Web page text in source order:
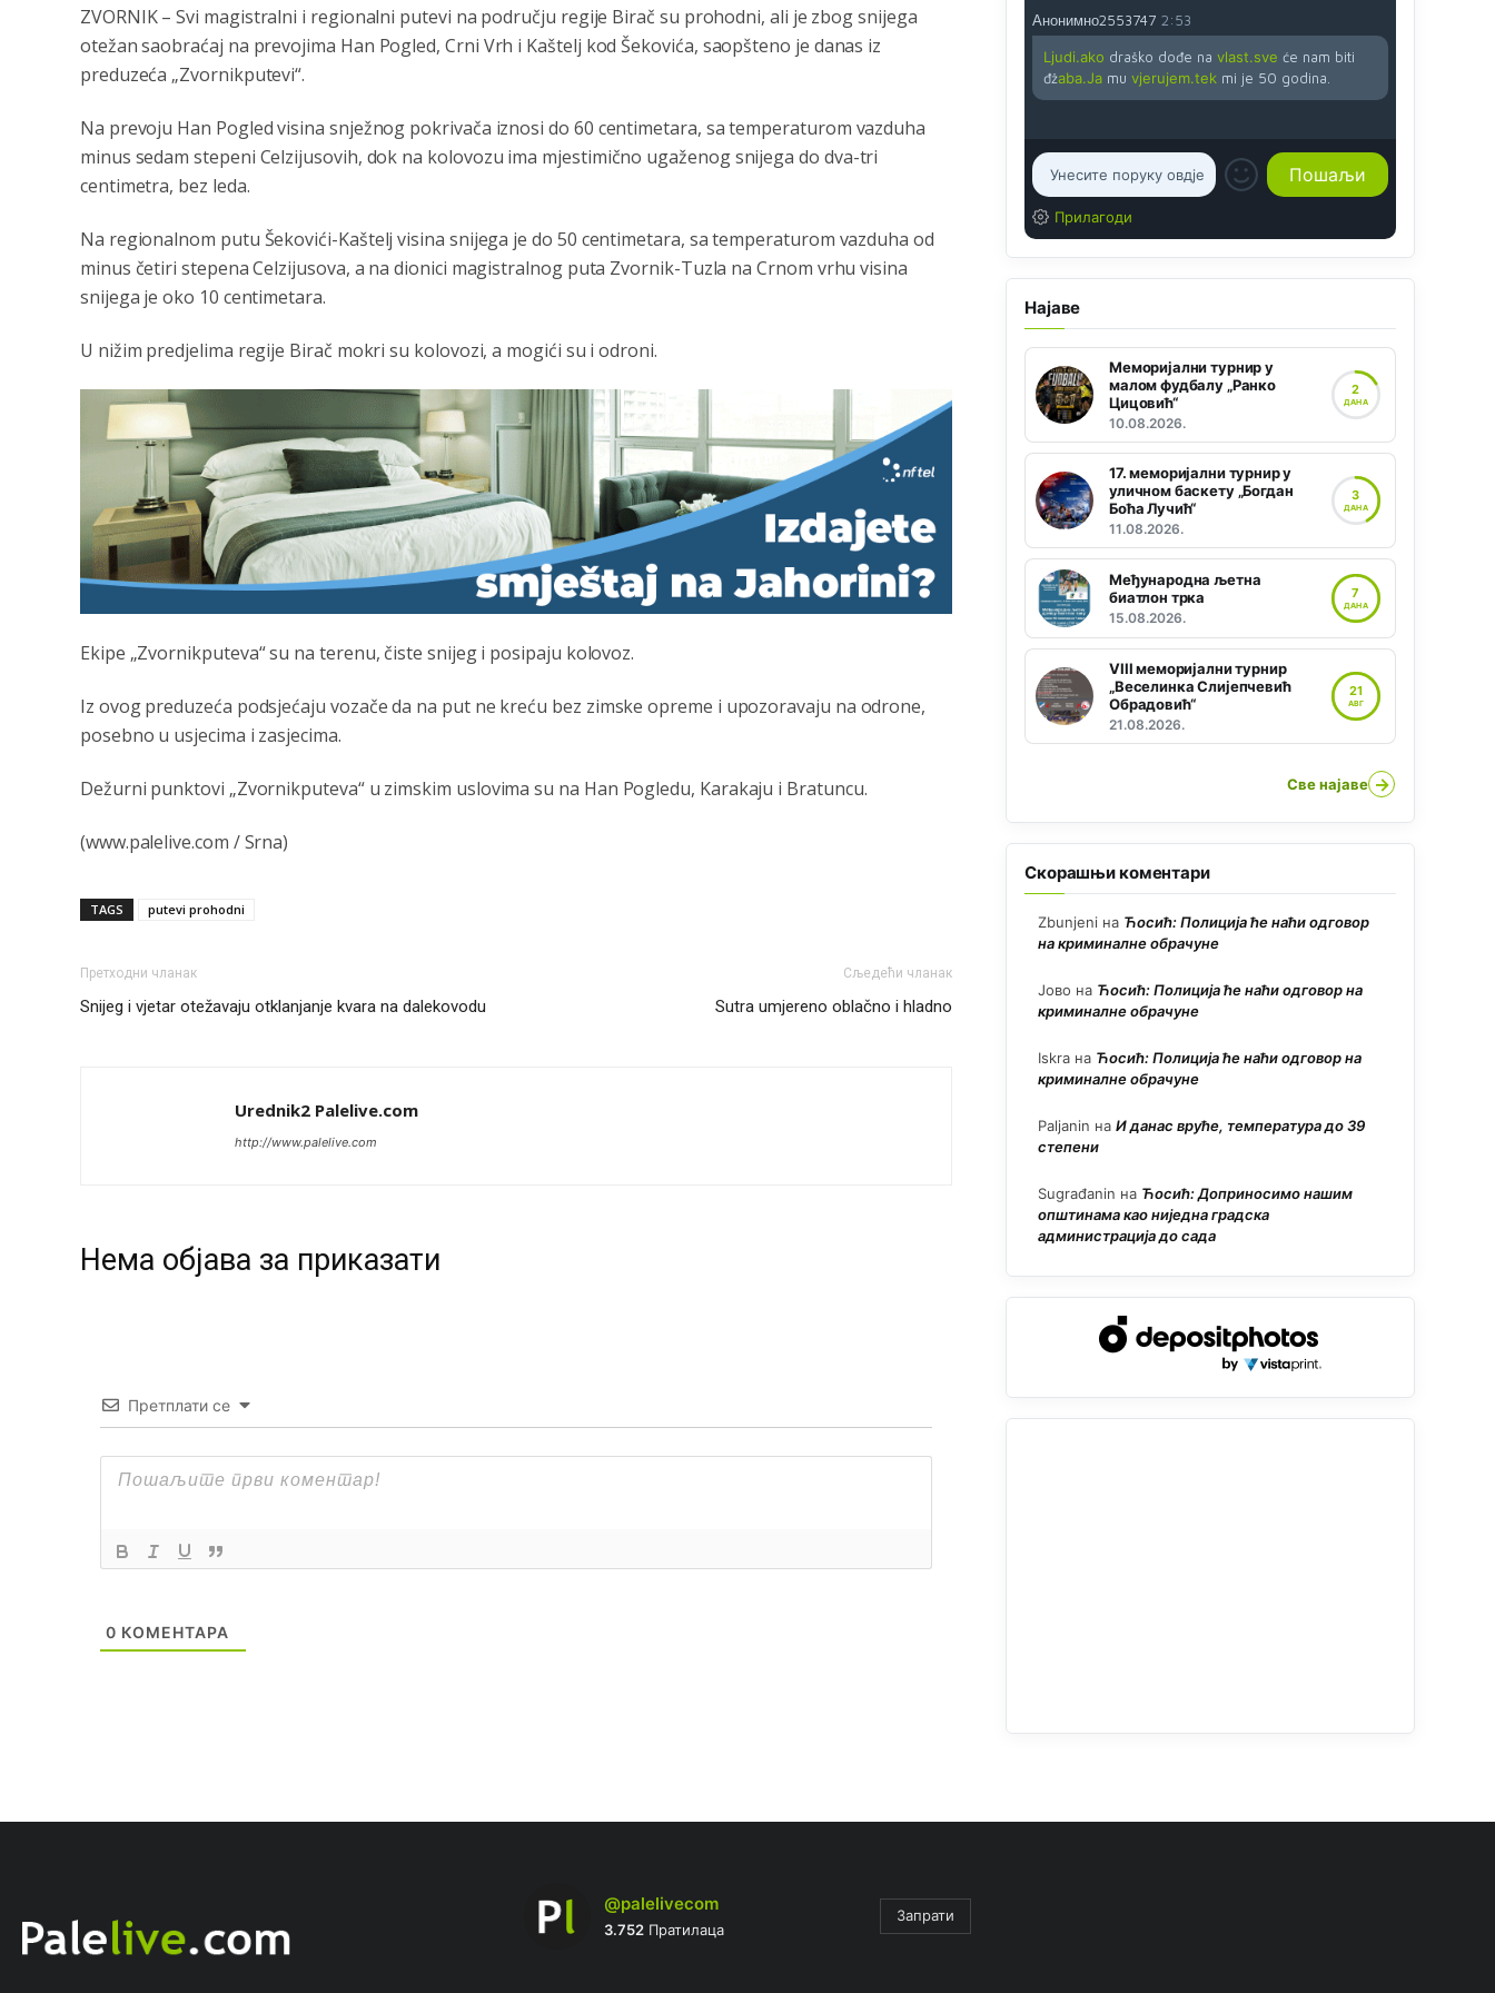
ZVORNIK – Svi magistralni i regionalni putevi na području regije Birač su prohodni, ali je zbog snijega
otežan saobraćaj na prevojima Han Pogled, Crni Vrh i Kaštelj kod Šekovića, saopšteno je danas iz
preduzeća „Zvornikputevi“.
Na prevoju Han Pogled visina snježnog pokrivača iznosi do 60 centimetara, sa temperaturom vazduha
minus sedam stepeni Celzijusovih, dok na kolovozu ima mjestimično ugaženog snijega do dva-tri
centimetra, bez leda.
Na regionalnom putu Šekovići-Kaštelj visina snijega je do 50 centimetara, sa temperaturom vazduha od
minus četiri stepena Celzijusova, a na dionici magistralnog puta Zvornik-Tuzla na Crnom vrhu visina
snijega je oko 10 centimetara.
U nižim predjelima regije Birač mokri su kolovozi, a mogići su i odroni.
Ekipe „Zvornikputeva“ su na terenu, čiste snijeg i posipaju kolovoz.
Iz ovog preduzeća podsjećaju vozače da na put ne kreću bez zimske opreme i upozoravaju na odrone,
posebno u usjecima i zasjecima.
Dežurni punktovi „Zvornikputeva“ u zimskim uslovima su na Han Pogledu, Karakaju i Bratuncu.
(www.palelive.com / Srna)
TAGS putevi prohodni
Претходни чланак
Snijeg i vjetar otežavaju otklanjanje kvara na dalekovodu
Сљедећи чланак
Sutra umjereno oblačno i hladno
Urednik2 Palelive.com
http://www.palelive.com
Нeма објава за приказати
Претплати се
0 КОМЕНТАРА
Анонимно2553747 2:53
Ljudi.ako draško dođe na vlast.sve će nam biti
đžaba.Jamu vjerujem.tek mi je 50 godina.
Прилагоди
Најаве
Меморијални турнир у
малом фудбалу „Ранко
Цицовић“
10.08.2026.
2
ДАНА
17. меморијални турнир у
уличном баскету „Богдан
Боћа Лучић“
11.08.2026.
3
ДАНА
Међународна љетна
биатлон трка
15.08.2026.
7
ДАНА
VIII меморијални турнир
„Веселинка Слијепчевић
Обрадовић“
21.08.2026.
21
АВГ
Све најаве →
Скорашњи коментари
Zbunjeni на Ћосић: Полиција ће наћи одговор
на криминалне обрачуне
Јово на Ћосић: Полиција ће наћи одговор на
криминалне обрачуне
Iskra на Ћосић: Полиција ће наћи одговор на
криминалне обрачуне
Paljanin на И данас вруће, температура до 39
степени
Sugrađanin на Ћосић: Доприносимо нашим
општинама као ниједна градска
администрација до сада
@palelivecom
3.752Пратилаца
Запрати